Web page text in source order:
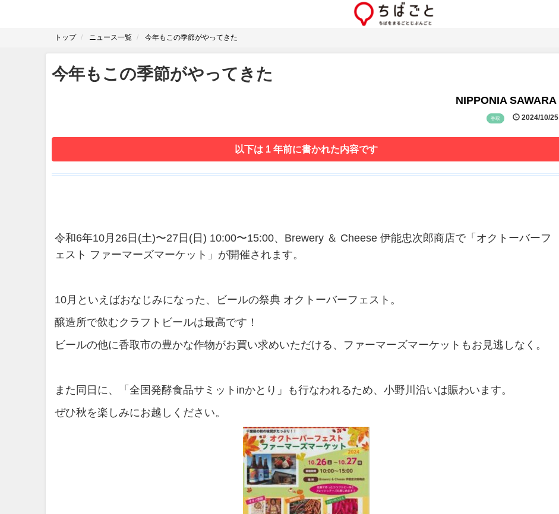
トップ ニュース一覧 今年もこの季節がやってきた
今年もこの季節がやってきた
NIPPONIA SAWARA
香取 2024/10/25
以下は 1 年前に書かれた内容です
令和6年10月26日(土)〜27日(日) 10:00〜15:00、Brewery ＆ Cheese 伊能忠次郎商店で「オクトーバーフ
ェスト ファーマーズマーケット」が開催されます。
10月といえばおなじみになった、ビールの祭典 オクトーバーフェスト。
醸造所で飲むクラフトビールは最高です！
ビールの他に香取市の豊かな作物がお買い求めいただける、ファーマーズマーケットもお見逃しなく。
また同日に、「全国発酵食品サミットinかとり」も行なわれるため、小野川沿いは賑わいます。
ぜひ秋を楽しみにお越しください。